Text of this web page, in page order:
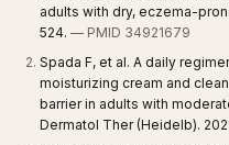
adults with dry, eczema-
524. — PMID 34921679
Spada F, et al. A daily
moisturizing cream and
barrier in adults with
Dermatol Ther (Heidelb).